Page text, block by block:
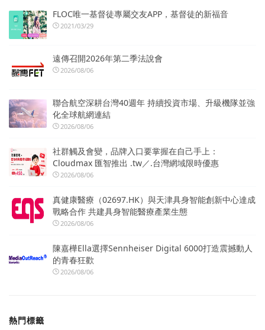
FLOC唯一基督徒專屬交友APP，基督徒的新福音
2021/03/29
遠傳召開2026年第二季法說會
2026/08/06
聯合航空深耕台灣40週年 持續投資市場、升級機隊並強
化全球航網連結
2026/08/06
社群觸及會變，品牌入口要掌握在自己手上：
Cloudmax 匯智推出 .tw／.台灣網域限時優惠
2026/08/06
真健康醫療（02697.HK）與天津具身智能創新中心達成
戰略合作 共建具身智能醫療產業生態
2026/08/06
陳嘉樺Ella選擇Sennheiser Digital 6000打造震撼動人
的青春狂歡
2026/08/06
熱門標籤